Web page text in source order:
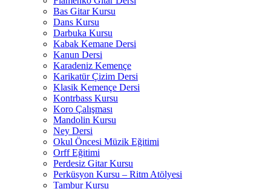
Bas Gitar Kursu
Dans Kursu
Darbuka Kursu
Kabak Kemane Dersi
Kanun Dersi
Karadeniz Kemençe
Karikatür Çizim Dersi
Klasik Kemençe Dersi
Kontrbass Kursu
Koro Çalışması
Mandolin Kursu
Ney Dersi
Okul Öncesi Müzik Eğitimi
Orff Eğitimi
Perdesiz Gitar Kursu
Perküsyon Kursu – Ritm Atölyesi
Tambur Kursu